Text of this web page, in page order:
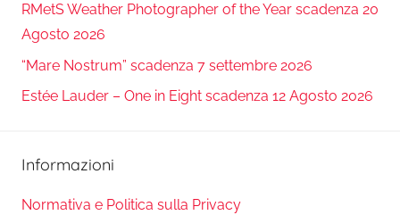
RMetS Weather Photographer of the Year scadenza 20
Agosto 2026
“Mare Nostrum” scadenza 7 settembre 2026
Estée Lauder – One in Eight scadenza 12 Agosto 2026
Informazioni
Normativa e Politica sulla Privacy